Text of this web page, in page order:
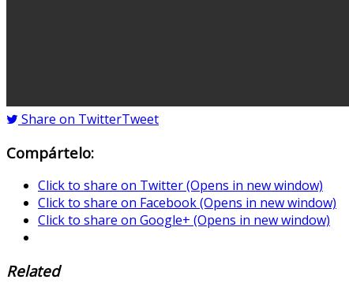
Share on TwitterTweet
Compártelo:
Click to share on Twitter (Opens in new window)
Click to share on Facebook (Opens in new window)
Click to share on Google+ (Opens in new window)
Related